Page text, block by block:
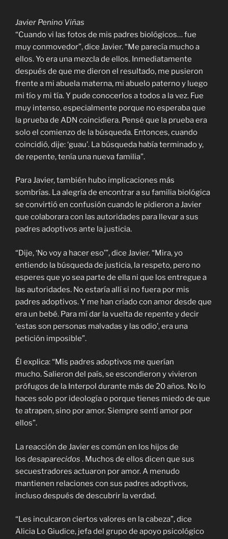
Javier Penino Viñas
“Cuando vi las fotos de mis padres biológicos… fue
muy conmovedor”, dice Javier. “Me parecía mucho a
ellos. Yo era una mezcla de ellos. Inmediatamente
después de que me dieron el resultado, me pusieron
frente a mi abuela materna, mi abuelo paterno y luego
mi tío y mi tía. Y pude conocerlos a todos a la vez. Fue
muy intenso, especialmente porque no esperaba que
la prueba de ADN coincidiera. Pensé que la prueba era
solo el comienzo de la búsqueda. Entonces, cuando
coincidió, dije: ‘guau’. La búsqueda había terminado y,
de repente, tenía una nueva familia”.
Para Javier, también hubo implicaciones más
sombrías. La alegría de encontrar a su familia biológica
se convirtió en confusión cuando le pidieron a Javier
que colaborara con las autoridades para llevar a sus
padres adoptivos ante la justicia.
“Dije, ‘No voy a hacer eso’”, dice Javier. “Mira, yo
entiendo la búsqueda de justicia, la respeto, pero no
esperes que yo sea parte de ella ni que los entregue a
las autoridades. No estaría allí si no fuera por mis
padres adoptivos. Y me han criado con amor desde que
era un bebé. Para mí dar la vuelta de repente y decir
‘estas son personas malvadas y las odio’, era una
petición imposible”.
Él explica: “Mis padres adoptivos me querían
mucho. Salieron del país, se escondieron y vivieron
prófugos de la Interpol durante más de 20 años. No lo
haces solo por ideología o porque tienes miedo de que
te atrapen, sino por amor. Siempre sentí amor por
ellos”.
La reacción de Javier es común en los hijos de
los desaparecidos . Muchos de ellos dicen que sus
secuestradores actuaron por amor. A menudo
mantienen relaciones con sus padres adoptivos,
incluso después de descubrir la verdad.
“Les inculcaron ciertos valores en la cabeza”, dice
Alicia Lo Giudice, jefa del grupo de apoyo psicológico